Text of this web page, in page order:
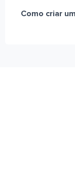
Como criar